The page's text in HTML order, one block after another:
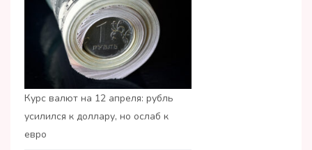
Курс валют на 12 апреля: рубль
усилился к доллару, но ослаб к
евро